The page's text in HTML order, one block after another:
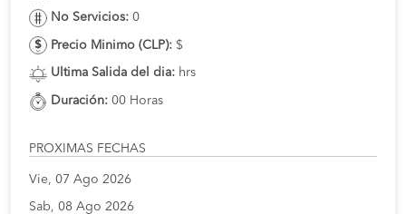
No Servicios: 0
Precio Minimo (CLP): $
Ultima Salida del dia: hrs
Duración: 00 Horas
PROXIMAS FECHAS
Vie, 07 Ago 2026
Sab, 08 Ago 2026